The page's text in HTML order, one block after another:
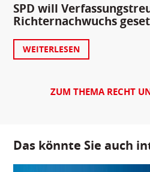
SPD will
Richternachwuchs
WEITERLESEN
ZUM THEMA RECHT
Das könnte Sie auch